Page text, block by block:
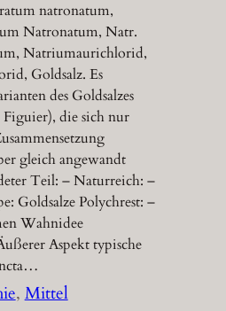
natronatum,
Natronatum, Natr.
Natriumaurichlorid,
Goldsalz. Es
des Goldsalzes
die sich nur
gleich angewandt
Teil: – Naturreich: –
Goldsalze Polychrest: –
Wahnidee
Aspekt typische
, Mittel